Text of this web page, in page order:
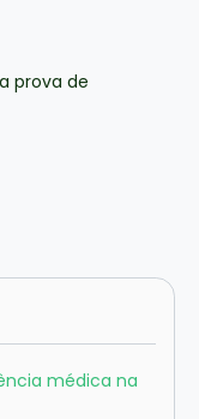
médica na